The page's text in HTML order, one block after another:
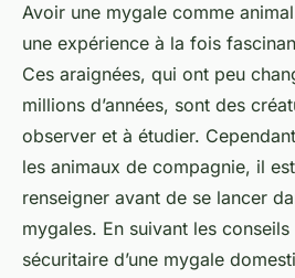
Avoir une mygale comme
une expérience à la fois
Ces araignées, qui ont peu
millions d’années, sont des
observer et à étudier.
les animaux de compagnie, il
renseigner avant de se lancer
mygales. En suivant les
sécuritaire d’une mygale